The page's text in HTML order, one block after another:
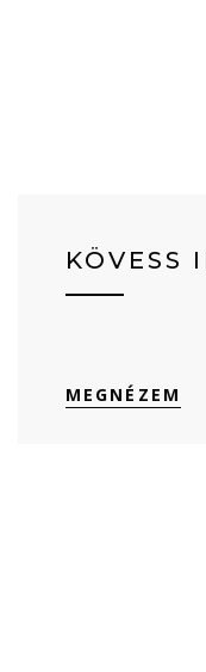
KÖVESS
MEGNÉZEM